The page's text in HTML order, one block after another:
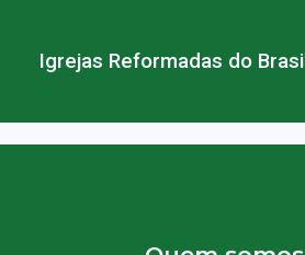
Igrejas Reformadas do Brasil